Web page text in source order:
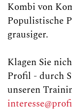
Kombi von
Populistische
grausiger.
Klagen Sie
Profil - durch
unseren